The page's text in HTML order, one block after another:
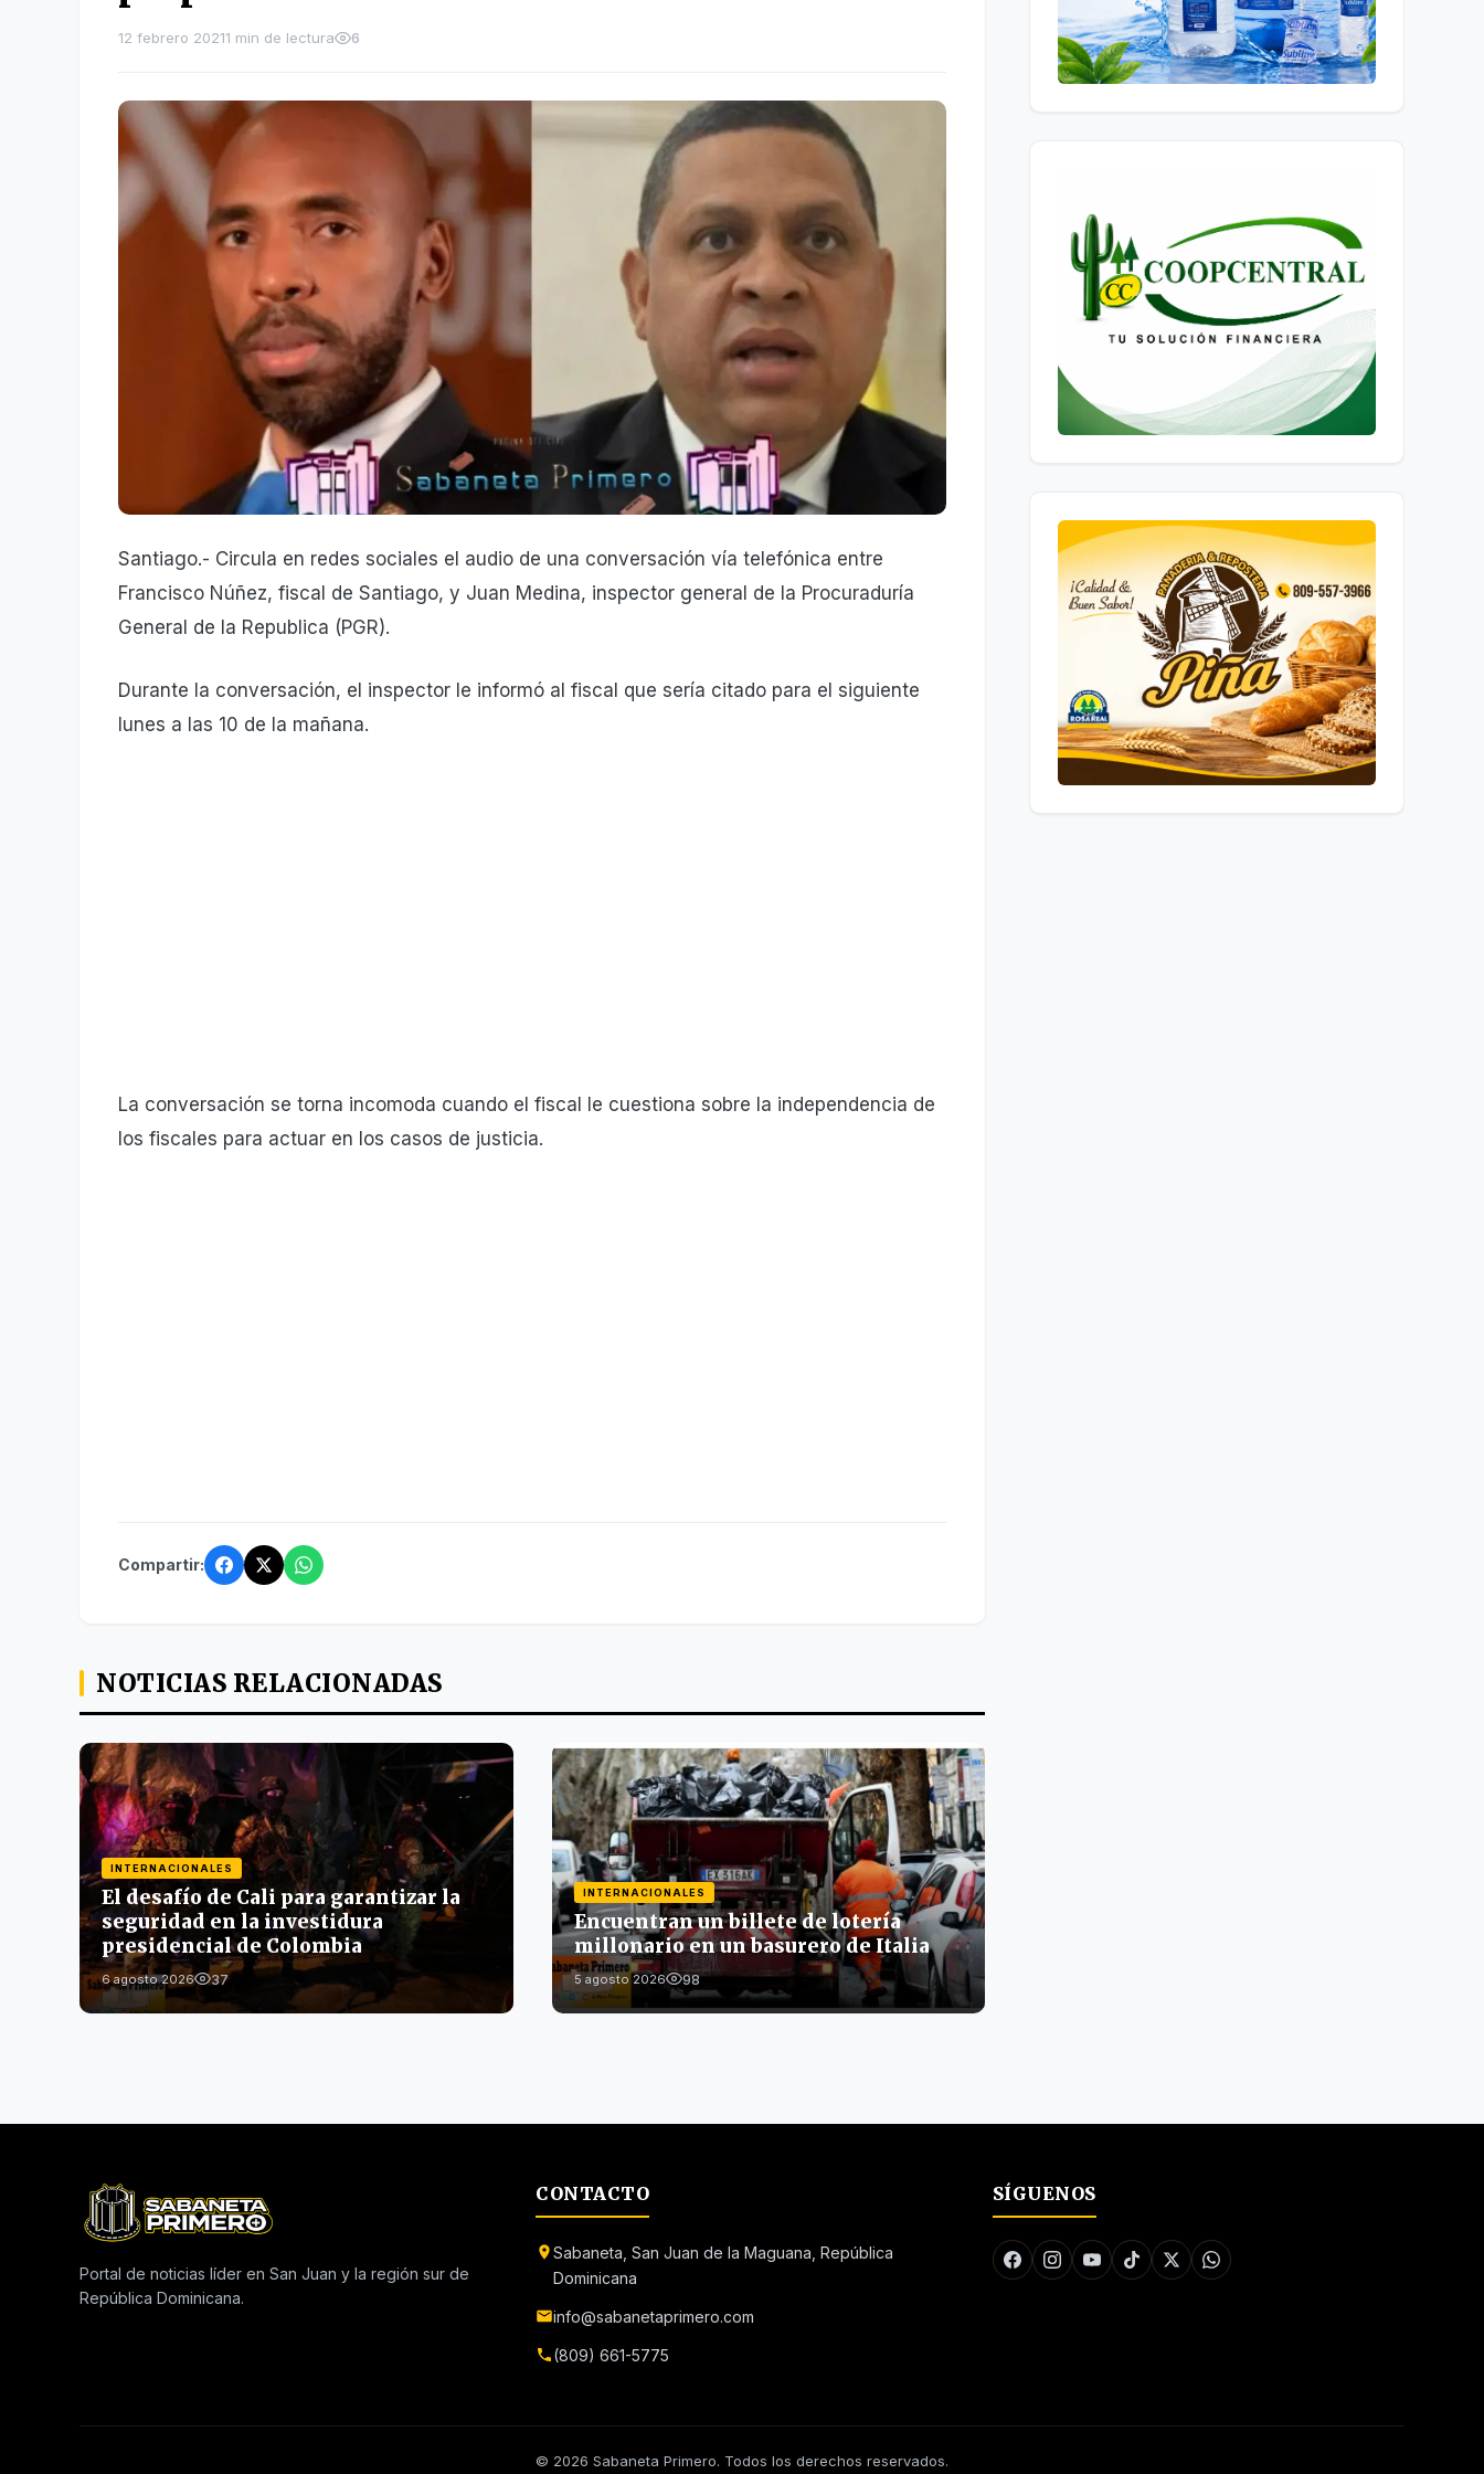
12 febrero 20211 min de lectura 6
Santiago.- Circula en redes sociales el audio de una conversación vía telefónica entre
Francisco Núñez, fiscal de Santiago, y Juan Medina, inspector general de la Procuraduría
General de la Republica (PGR).
Durante la conversación, el inspector le informó al fiscal que sería citado para el siguiente
lunes a las 10 de la mañana.
La conversación se torna incomoda cuando el fiscal le cuestiona sobre la independencia de
los fiscales para actuar en los casos de justicia.
Compartir:
NOTICIAS RELACIONADAS
INTERNACIONALES
El desafío de Cali para garantizar la
seguridad en la investidura
presidencial de Colombia
6 agosto 2026 37
INTERNACIONALES
Encuentran un billete de lotería
millonario en un basurero de Italia
5 agosto 2026 98
Portal de noticias líder en San Juan y la región sur de
República Dominicana.
CONTACTO
Sabaneta, San Juan de la Maguana, República
Dominicana
info@sabanetaprimero.com
(809) 661-5775
SÍGUENOS
© 2026 Sabaneta Primero. Todos los derechos reservados.